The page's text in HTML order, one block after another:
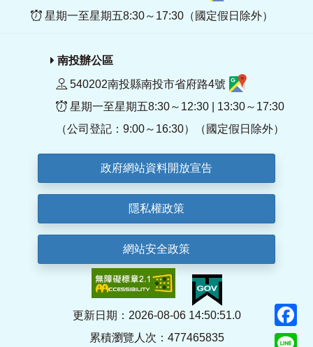
星期一至星期五8:30～17:30（國定假日除外）
南投辦公區
540202南投縣南投市省府路4號
星期一至星期五8:30～12:30 | 13:30～17:30
（公司登記：9:00～16:30）（國定假日除外）
政府網站資料開放宣告
隱私權政策
網站安全政策
更新日期：2026-08-06 14:50:51.0
累積瀏覽人次：477465835